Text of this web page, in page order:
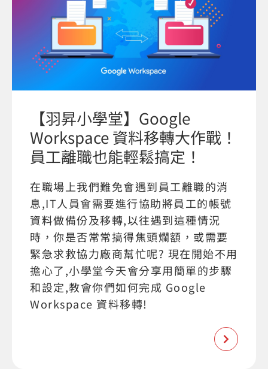
【羽昇小學堂】Google
Workspace 資料移轉大作戰！
員工離職也能輕鬆搞定！
在職場上我們難免會遇到員工離職的消
息,IT人員會需要進行協助將員工的帳號
資料做備份及移轉,以往遇到這種情況
時，你是否常常搞得焦頭爛額，或需要
緊急求救協力廠商幫忙呢? 現在開始不用
擔心了,小學堂今天會分享用簡單的步驟
和設定,教會你們如何完成 Google
Workspace 資料移轉!